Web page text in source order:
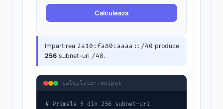
Calculeaza
Impartirea 2a10:fa80:aaaa::/40 produce
256 subnet-uri /48.
calculator.output
# Primele 5 din 256 subnet-uri